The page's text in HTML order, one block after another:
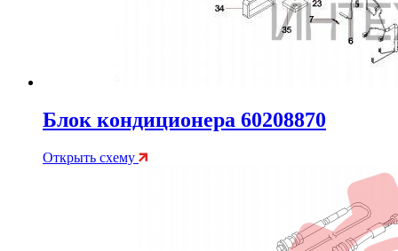
Блок кондиционера 60208870
Открыть схему